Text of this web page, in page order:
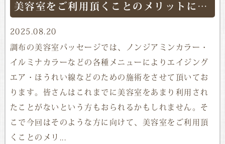
美容室をご利用頂くことのメリットについて
2025.08.20
調布の美容室パッセージでは、ノンジアミンカラー・
イルミナカラーなどの各種メニューによりエイジング
エア・ほうれい線などのための施術をさせて頂いてお
ります。皆さんはこれまでに美容室をあまり利用され
たことがないという方もおられるかもしれません。そ
こで今回はそのような方に向けて、美容室をご利用頂
くことのメリ...